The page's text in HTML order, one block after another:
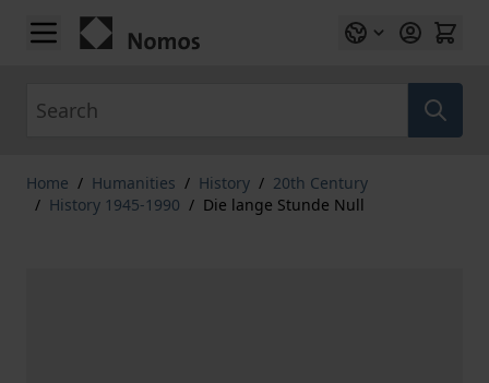
Skip to Content
Home / Humanities / History / 20th Century
/ History 1945-1990 / Die lange Stunde Null